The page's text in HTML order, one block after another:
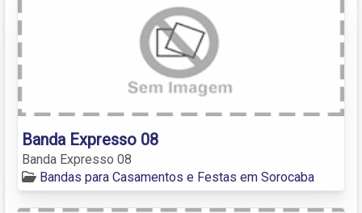
Banda Expresso 08
Banda Expresso 08
Bandas para Casamentos e Festas em Sorocaba